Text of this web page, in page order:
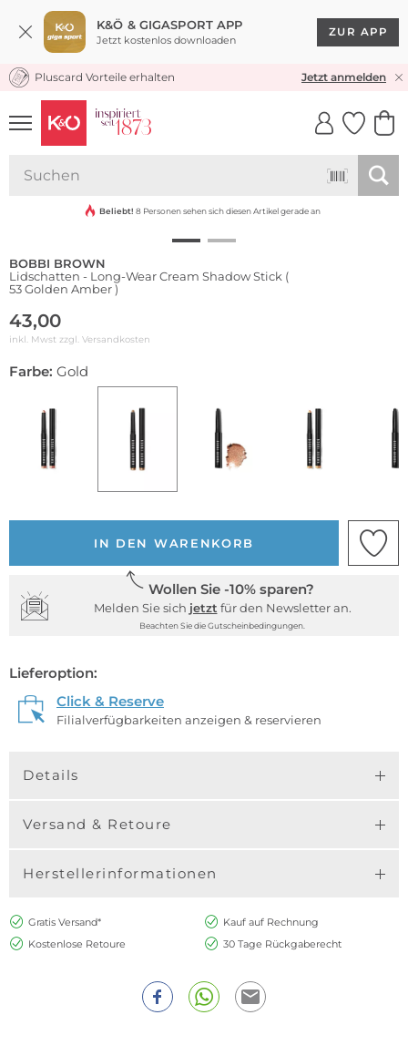
K&Ö & GIGASPORT APP
Jetzt kostenlos downloaden
ZUR APP
KOSTENLOSER VERSAND* & RÜCKVERSAND
Pluscard Vorteile erhalten Jetzt anmelden
UNSERE APP
CLICK &
Wasserfest
Beliebt! 8 Personen sehen sich diesen Artikel gerade an
BOBBI BROWN
Lidschatten - Long-Wear Cream Shadow Stick (
53 Golden Amber )
43,00
inkl. Mwst zzgl. Versandkosten
Farbe: Gold
IN DEN WARENKORB
Wollen Sie -10% sparen?
Melden Sie sich jetzt für den Newsletter an.
Beachten Sie die Gutscheinbedingungen.
Lieferoption:
Click & Reserve
Filialverfügbarkeiten anzeigen & reservieren
Details
Versand & Retoure
Herstellerinformationen
Gratis Versand*
Kauf auf Rechnung
Kostenlose Retoure
30 Tage Rückgaberecht